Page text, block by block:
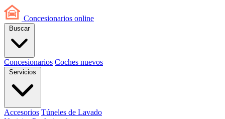
Concesionarios online
Buscar
Concesionarios Coches nuevos
Servicios
Accesorios Túneles de Lavado